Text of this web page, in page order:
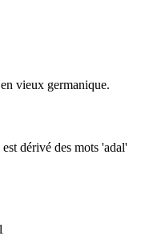
vieux germanique.
dérivé des mots 'adal'